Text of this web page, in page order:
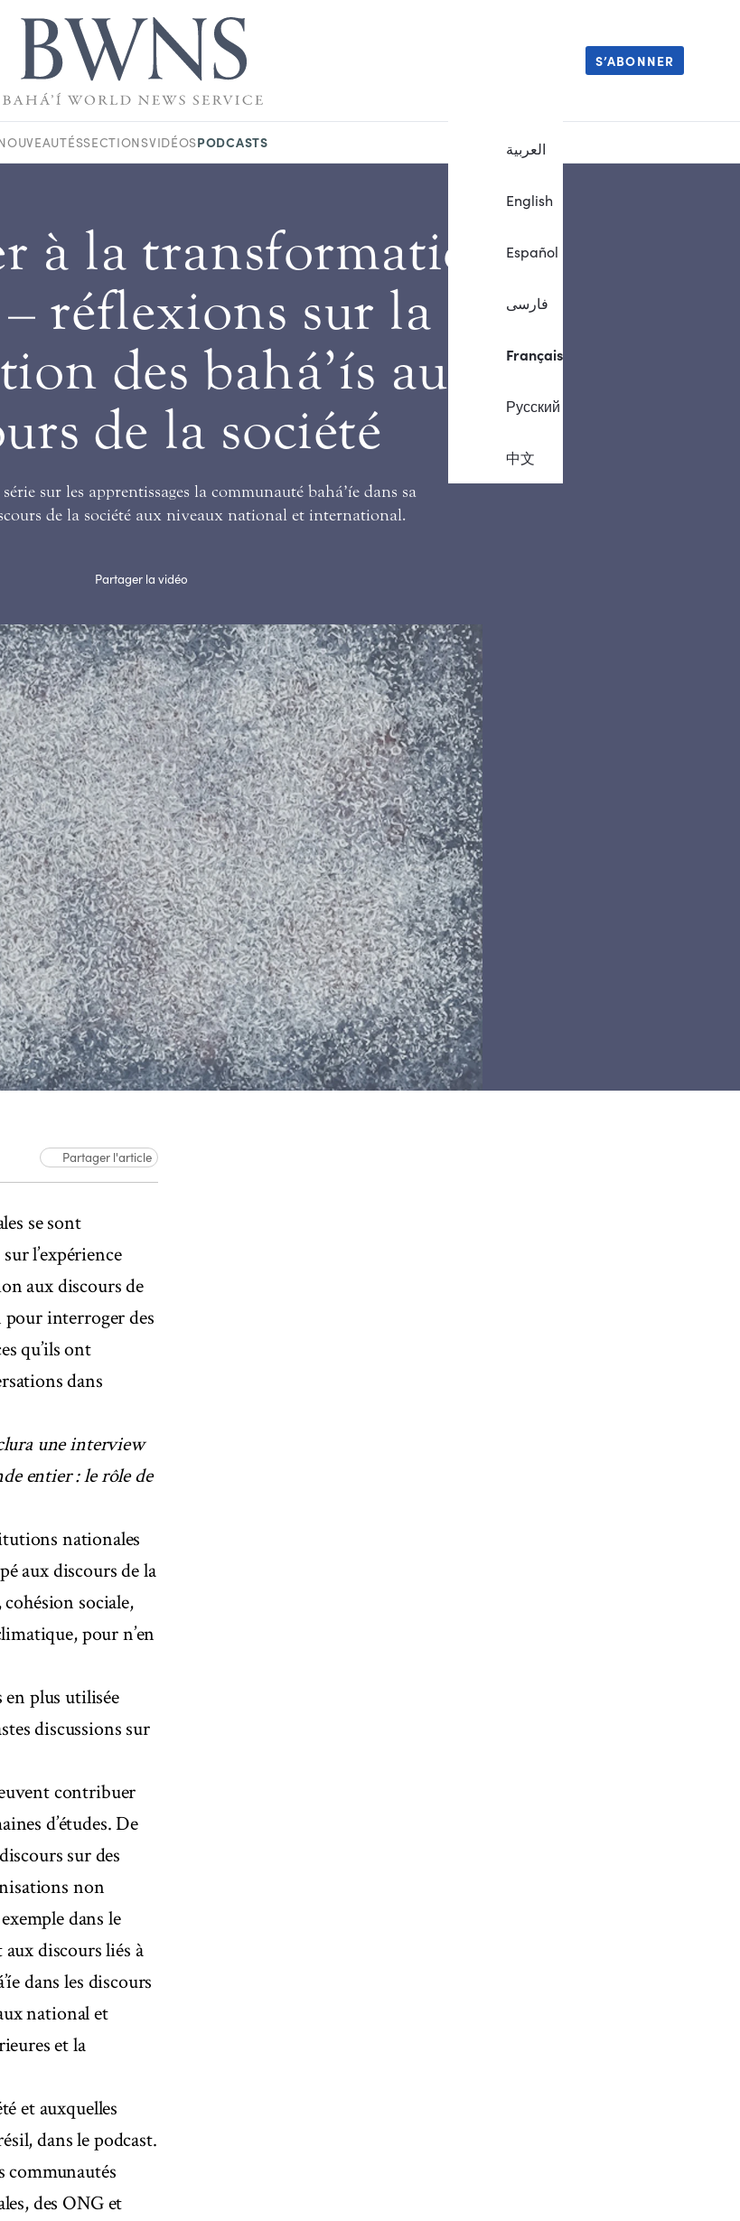
العربية
English
Español
فارسی
Français
Русский
中文
S’ABONNER
SECTIONSVIDÉOSPODCASTS
à la transformation
réflexions sur la
des bahá’ís aux
de la société
sur les apprentissages la communauté bahá’íe dans sa
de la société aux niveaux national et international.
Partager la vidéo
Partager l'article
se sont
l’expérience
aux discours de
pour interroger des
qu’ils ont
dans
une interview
entier : le rôle de
nationales
aux discours de la
sociale,
pour n’en
plus utilisée
discussions sur
contribuer
d’études. De
sur des
non
dans le
discours liés à
dans les discours
national et
et la
et auxquelles
dans le podcast.
communautés
des ONG et